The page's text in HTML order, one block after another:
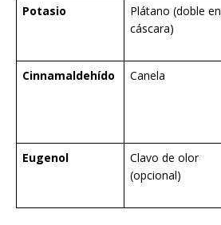
Potasio
Plátano (doble en
cáscara)
Cinnamaldehído
Canela
Eugenol
Clavo de olor
(opcional)